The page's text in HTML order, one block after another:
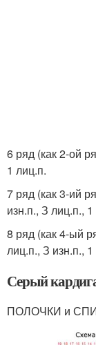
6 ряд (как 2-ой
1 лиц.п.
7 ряд (как 3-ий
изн.п., З лиц.п., 1
8 ряд (как 4-ый
лиц.п., З изн.п.,
Серый
ПОЛОЧКИ и